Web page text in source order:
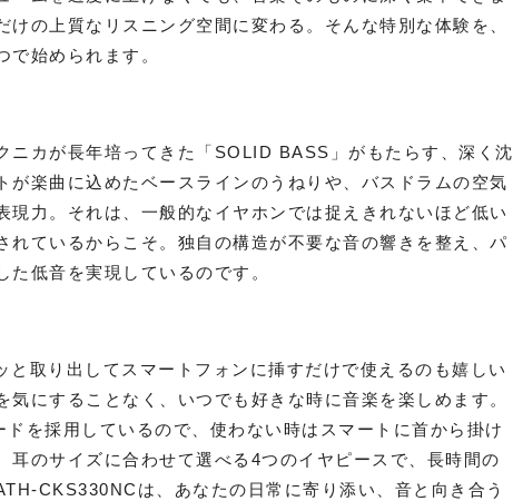
の上質なリスニング空間に変わる。そんな特別な体験を、
始められます。
ニカが長年培ってきた「SOLID BASS」がもたらす、深く沈
が楽曲に込めたベースラインのうねりや、バスドラムの空気
現力。それは、一般的なイヤホンでは捉えきれないほど低い
れているからこそ。独自の構造が不要な音の響きを整え、パ
低音を実現しているのです。
取り出してスマートフォンに挿すだけで使えるのも嬉しい
にすることなく、いつでも好きな時に音楽を楽しめます。
を採用しているので、使わない時はスマートに首から掛け
耳のサイズに合わせて選べる4つのイヤピースで、長時間の
CKS330NCは、あなたの日常に寄り添い、音と向き合う